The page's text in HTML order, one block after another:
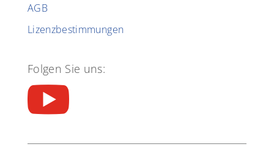
AGB
Lizenzbestimmungen
Folgen Sie uns:
